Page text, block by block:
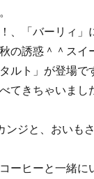
、「バーリィ」
の誘惑＾＾スイ
ルト」が登場で
てきちゃいまし
ンジと、おいも
ーヒーと一緒に